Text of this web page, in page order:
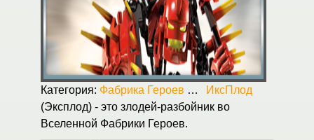
Категория: Фабрика Героев Опубликовано:
ИксПлод
(Эксплод) - это злодей-разбойник во
Вселенной Фабрики Героев.